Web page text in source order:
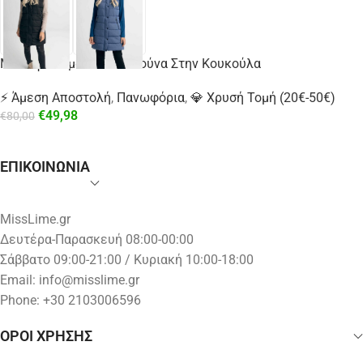
Μπουφάν Αμάνικο Με Γούνα Στην Κουκούλα
⚡ Άμεση Αποστολή, Πανωφόρια, 💎 Χρυσή Τομή (20€-50€)
€80,00 €49,98
ΕΠΙΚΟΙΝΩΝΙΑ
MissLime.gr
Δευτέρα-Παρασκευή 08:00-00:00
Σάββατο 09:00-21:00 / Κυριακή 10:00-18:00
Email: info@misslime.gr
Phone: +30 2103006596
ΟΡΟΙ ΧΡΗΣΗΣ